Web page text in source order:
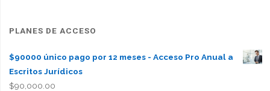
PLANES DE ACCESO
$90000 único pago por 12 meses - Acceso Pro Anual a
Escritos Jurídicos
$90,000.00